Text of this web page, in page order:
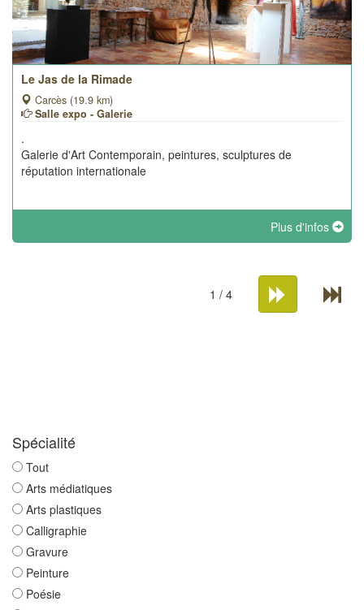
Le Jas de la Rimade
Carcès (19.9 km)
Salle expo - Galerie
.
Galerie d'Art Contemporain, peintures, sculptures de
réputation internationale
Plus d'infos
1 / 4
Spécialité
Tout
Arts médiatiques
Arts plastiques
Calligraphie
Gravure
Peinture
Poésie